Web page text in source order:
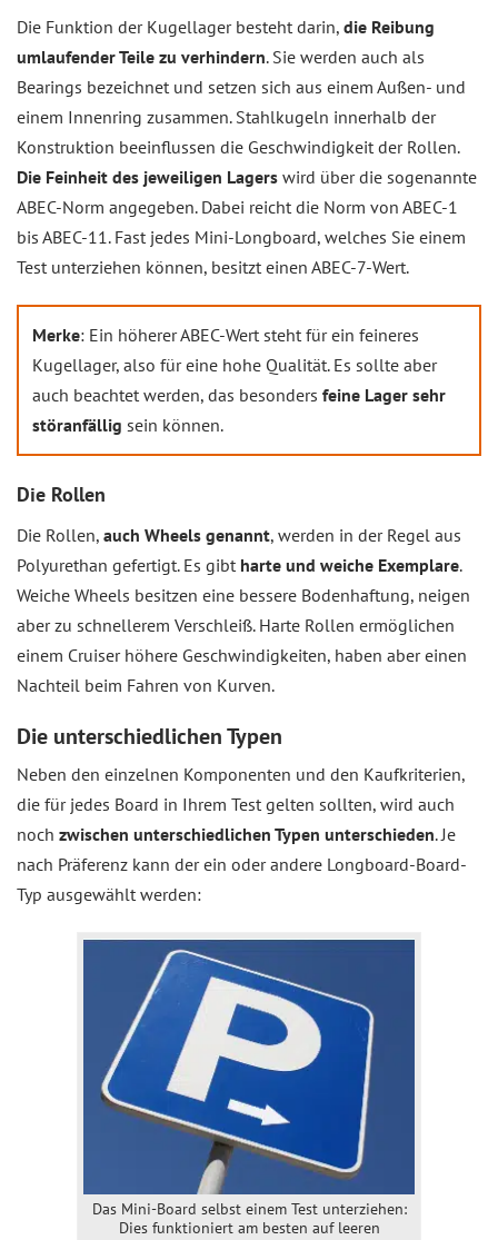
Die Funktion der Kugellager besteht darin, die Reibung
umlaufender Teile zu verhindern. Sie werden auch als
Bearings bezeichnet und setzen sich aus einem Außen- und
einem Innenring zusammen. Stahlkugeln innerhalb der
Konstruktion beeinflussen die Geschwindigkeit der Rollen.
Die Feinheit des jeweiligen Lagers wird über die sogenannte
ABEC-Norm angegeben. Dabei reicht die Norm von ABEC-1
bis ABEC-11. Fast jedes Mini-Longboard, welches Sie einem
Test unterziehen können, besitzt einen ABEC-7-Wert.
Merke: Ein höherer ABEC-Wert steht für ein feineres
Kugellager, also für eine hohe Qualität. Es sollte aber
auch beachtet werden, das besonders feine Lager sehr
störanfällig sein können.
Die Rollen
Die Rollen, auch Wheels genannt, werden in der Regel aus
Polyurethan gefertigt. Es gibt harte und weiche Exemplare.
Weiche Wheels besitzen eine bessere Bodenhaftung, neigen
aber zu schnellerem Verschleiß. Harte Rollen ermöglichen
einem Cruiser höhere Geschwindigkeiten, haben aber einen
Nachteil beim Fahren von Kurven.
Die unterschiedlichen Typen
Neben den einzelnen Komponenten und den Kaufkriterien,
die für jedes Board in Ihrem Test gelten sollten, wird auch
noch zwischen unterschiedlichen Typen unterschieden. Je
nach Präferenz kann der ein oder andere Longboard-Board-
Typ ausgewählt werden:
Das Mini-Board selbst einem Test unterziehen:
Dies funktioniert am besten auf leeren